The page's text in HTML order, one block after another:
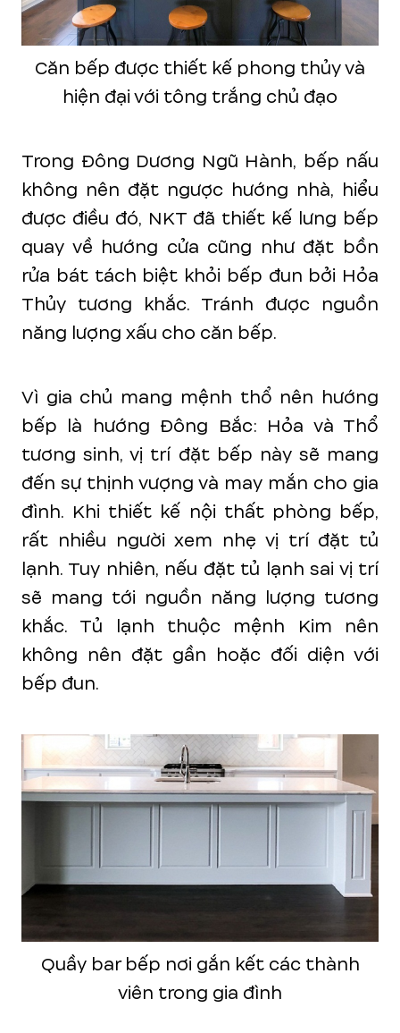
Căn bếp được thiết kế phong thủy và
hiện đại với tông trắng chủ đạo
Trong Đông Dương Ngũ Hành, bếp nấu
không nên đặt ngược hướng nhà, hiểu
được điều đó, NKT đã thiết kế lưng bếp
quay về hướng cửa cũng như đặt bồn
rửa bát tách biệt khỏi bếp đun bởi Hỏa
Thủy tương khắc. Tránh được nguồn
năng lượng xấu cho căn bếp.
Vì gia chủ mang mệnh thổ nên hướng
bếp là hướng Đông Bắc: Hỏa và Thổ
tương sinh, vị trí đặt bếp này sẽ mang
đến sự thịnh vượng và may mắn cho gia
đình. Khi thiết kế nội thất phòng bếp,
rất nhiều người xem nhẹ vị trí đặt tủ
lạnh. Tuy nhiên, nếu đặt tủ lạnh sai vị trí
sẽ mang tới nguồn năng lượng tương
khắc. Tủ lạnh thuộc mệnh Kim nên
không nên đặt gần hoặc đối diện với
bếp đun.
Quầy bar bếp nơi gắn kết các thành
viên trong gia đình